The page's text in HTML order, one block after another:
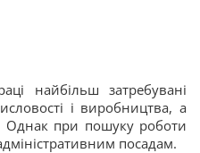
найбільш затребувані
і виробництва, а
Однак при пошуку роботи
посадам.